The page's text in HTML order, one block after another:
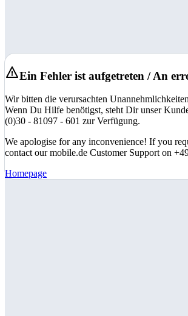
Ein Fehler ist aufgetreten / An
Wir bitten die verursachten
Wenn Du Hilfe benötigst, steht Dir unser
(0)30 - 81097 - 601 zur Verfügung.
We apologise for any inconvenience! If you
contact our mobile.de Customer Support on
Homepage